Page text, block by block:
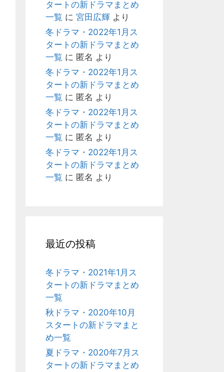
タートの新ドラマまとめ
一覧 に 宮田広輝 より
冬ドラマ・2022年1月ス
タートの新ドラマまとめ
一覧 に 匿名 より
冬ドラマ・2022年1月ス
タートの新ドラマまとめ
一覧 に 匿名 より
冬ドラマ・2022年1月ス
タートの新ドラマまとめ
一覧 に 匿名 より
冬ドラマ・2022年1月ス
タートの新ドラマまとめ
一覧 に 匿名 より
最近の投稿
冬ドラマ・2021年1月ス
タートの新ドラマまとめ
一覧
秋ドラマ・2020年10月
スタートの新ドラマまと
め一覧
夏ドラマ・2020年7月ス
タートの新ドラマまとめ